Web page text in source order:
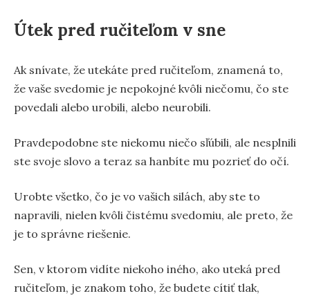
Útek pred ručiteľom v sne
Ak snívate, že utekáte pred ručiteľom, znamená to,
že vaše svedomie je nepokojné kvôli niečomu, čo ste
povedali alebo urobili, alebo neurobili.
Pravdepodobne ste niekomu niečo sľúbili, ale nesplnili
ste svoje slovo a teraz sa hanbíte mu pozrieť do očí.
Urobte všetko, čo je vo vašich silách, aby ste to
napravili, nielen kvôli čistému svedomiu, ale preto, že
je to správne riešenie.
Sen, v ktorom vidíte niekoho iného, ​​ako uteká pred
ručiteľom, je znakom toho, že budete cítiť tlak,